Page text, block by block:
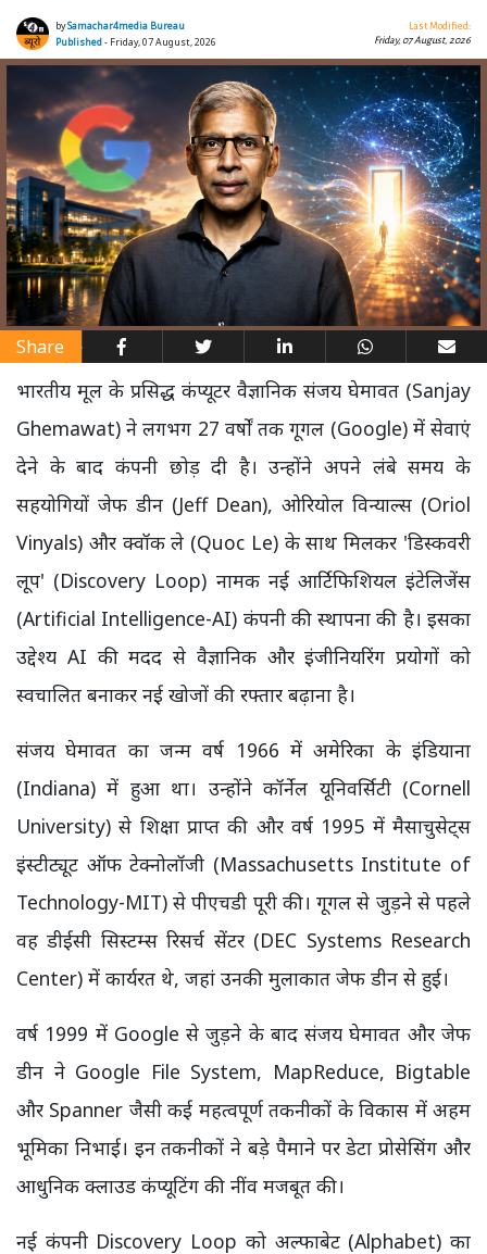
bySamachar4media Bureau
Published- Friday, 07 August, 2026
Last Modified:
Friday, 07 August, 2026
Share
भारतीय मूल के प्रसिद्ध कंप्यूटर वैज्ञानिक संजय घेमावत (Sanjay
Ghemawat) ने लगभग 27 वर्षों तक गूगल (Google) में सेवाएं
देने के बाद कंपनी छोड़ दी है। उन्होंने अपने लंबे समय के
सहयोगियों जेफ डीन (Jeff Dean), ओरियोल विन्याल्स (Oriol
Vinyals) और क्वॉक ले (Quoc Le) के साथ मिलकर 'डिस्कवरी
लूप' (Discovery Loop) नामक नई आर्टिफिशियल इंटेलिजेंस
(Artificial Intelligence-AI) कंपनी की स्थापना की है। इसका
उद्देश्य AI की मदद से वैज्ञानिक और इंजीनियरिंग प्रयोगों को
स्वचालित बनाकर नई खोजों की रफ्तार बढ़ाना है।
संजय घेमावत का जन्म वर्ष 1966 में अमेरिका के इंडियाना
(Indiana) में हुआ था। उन्होंने कॉर्नेल यूनिवर्सिटी (Cornell
University) से शिक्षा प्राप्त की और वर्ष 1995 में मैसाचुसेट्स
इंस्टीट्यूट ऑफ टेक्नोलॉजी (Massachusetts Institute of
Technology-MIT) से पीएचडी पूरी की। गूगल से जुड़ने से पहले
वह डीईसी सिस्टम्स रिसर्च सेंटर (DEC Systems Research
Center) में कार्यरत थे, जहां उनकी मुलाकात जेफ डीन से हुई।
वर्ष 1999 में Google से जुड़ने के बाद संजय घेमावत और जेफ
डीन ने Google File System, MapReduce, Bigtable
और Spanner जैसी कई महत्वपूर्ण तकनीकों के विकास में अहम
भूमिका निभाई। इन तकनीकों ने बड़े पैमाने पर डेटा प्रोसेसिंग और
आधुनिक क्लाउड कंप्यूटिंग की नींव मजबूत की।
नई कंपनी Discovery Loop को अल्फाबेट (Alphabet) का